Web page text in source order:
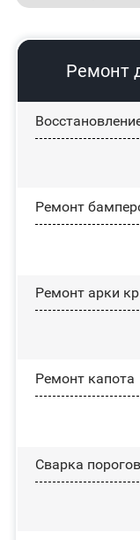
Ремонт
Ремонт
Ремонт арки
Ремонт капота
Сварка порогов